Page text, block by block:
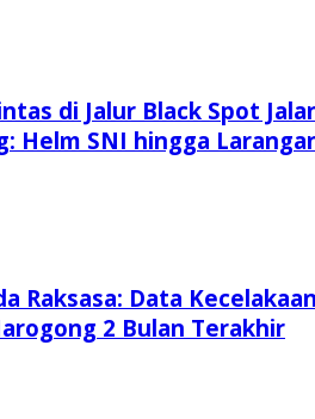
di Jalur Black Spot
Helm SNI hingga
Raksasa: Data
2 Bulan Terakhir